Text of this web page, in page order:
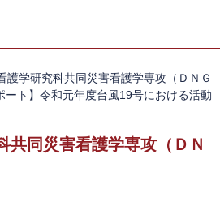
護学研究科共同災害看護学専攻（ＤＮＧ
ート】令和元年度台風19号における活動
共同災害看護学専攻（ＤＮ